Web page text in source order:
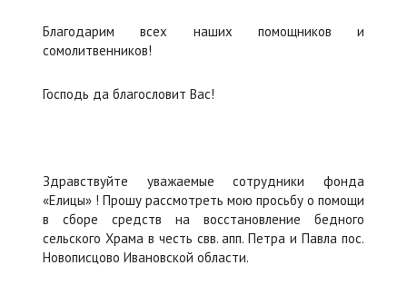
Благодарим всех наших помощников и
сомолитвенников!
Господь да благословит Вас!
Здравствуйте уважаемые сотрудники фонда
«Елицы» ! Прошу рассмотреть мою просьбу о помощи
в сборе средств на восстановление бедного
сельского Храма в честь свв. апп. Петра и Павла пос.
Новописцово Ивановской области.